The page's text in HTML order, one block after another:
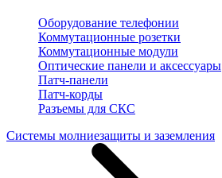
Оборудование телефонии
Коммутационные розетки
Коммутационные модули
Оптические панели и аксессуары
Патч-панели
Патч-корды
Разъемы для СКС
Системы молниезащиты и заземления